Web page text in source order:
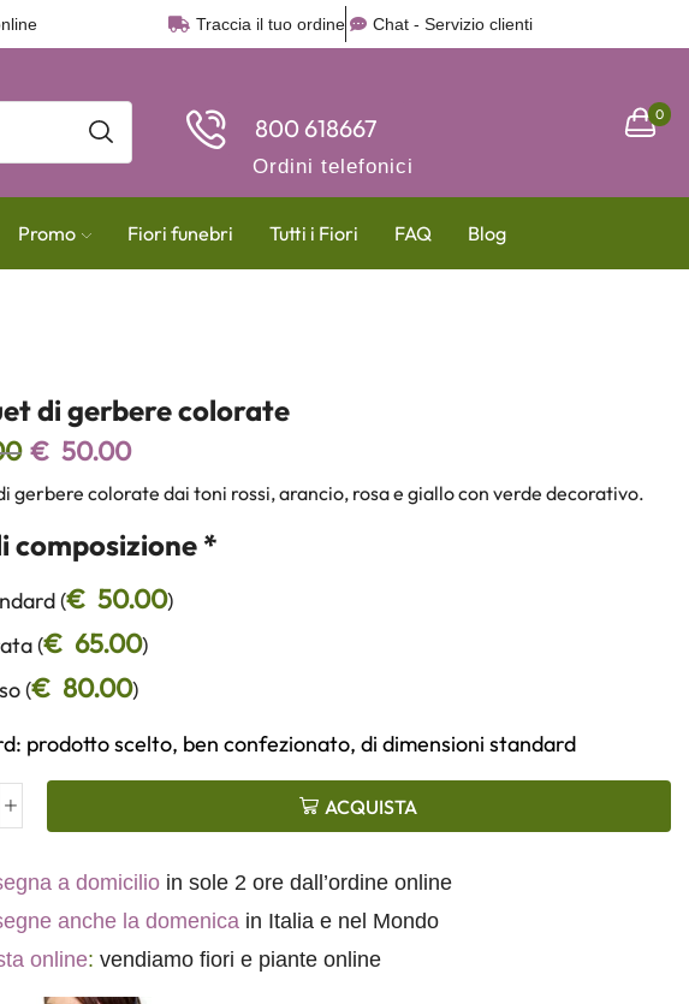
Traccia il tuo ordine Chat - Servizio clienti
800 618667
Ordini telefonici
0
Promo Fiori funebri Tutti i Fiori FAQ Blog
di gerbere colorate
€ 50.00
gerbere colorate dai toni rossi, arancio, rosa e giallo con verde decorativo.
composizione *
(€ 50.00)
(€ 65.00)
(€ 80.00)
prodotto scelto, ben confezionato, di dimensioni standard
ACQUISTA
a domicilio in sole 2 ore dall’ordine online
anche la domenica in Italia e nel Mondo
online: vendiamo fiori e piante online